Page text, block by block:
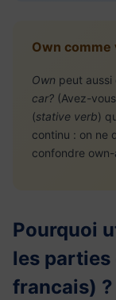
Own
Own peut
car? (Avez-
(stative verb)
continu : on ne
confondre
Pourquoi
les parties
francais) ?